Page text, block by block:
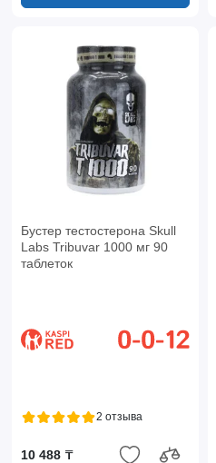
Бустер тестостерона Skull
Labs Tribuvar 1000 мг 90
таблеток
2 отзыва
10 488 ₸